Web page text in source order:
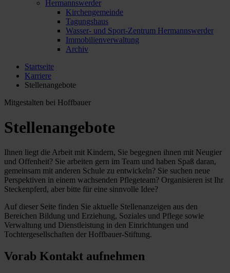
Hermannswerder
Kirchengemeinde
Tagungshaus
Wasser- und Sport-Zentrum Hermannswerder
Immobilienverwaltung
Archiv
Startseite
Karriere
Stellenangebote
Mitgestalten bei Hoffbauer
Stellenangebote
Ihnen liegt die Arbeit mit Kindern, Sie begegnen ihnen mit Neugier
und Offenheit? Sie arbeiten gern im Team und haben Spaß daran,
gemeinsam mit anderen Schule zu entwickeln? Sie suchen neue
Perspektiven in einem wachsenden Pflegeteam? Organisieren ist Ihr
Steckenpferd, aber bitte für eine sinnvolle Idee?
Auf dieser Seite finden Sie aktuelle Stellenanzeigen aus den
Bereichen Bildung und Erziehung, Soziales und Pflege sowie
Verwaltung und Dienstleistung in den Einrichtungen und
Tochtergesellschaften der Hoffbauer-Stiftung.
Vorab Kontakt aufnehmen